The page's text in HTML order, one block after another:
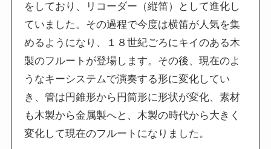
をしており、リコーダー（縦笛）として進化し
ていました。その過程で今度は横笛が人気を集
めるようになり、１８世紀ごろにキイのある木
製のフルートが登場します。その後、現在のよ
うなキーシステムで演奏する形に変化してい
き、管は円錐形から円筒形に形状が変化、素材
も木製から金属製へと、木製の時代から大きく
変化して現在のフルートになりました。